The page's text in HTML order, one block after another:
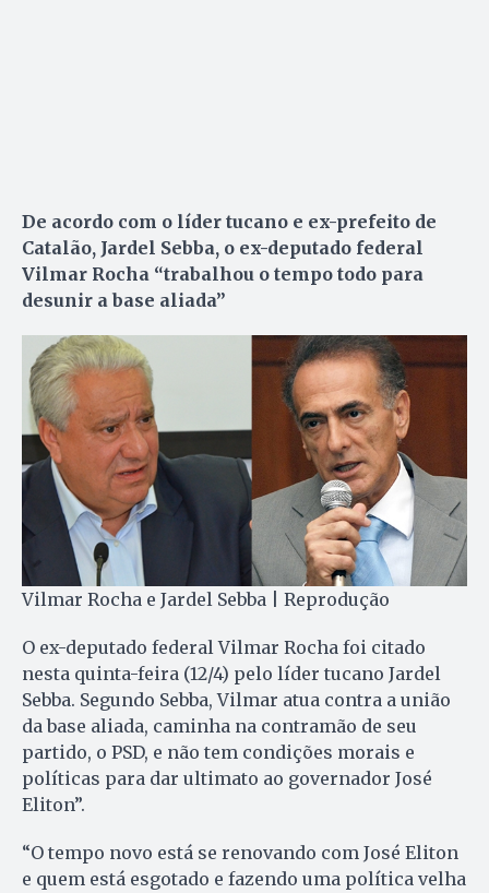
De acordo com o líder tucano e ex-prefeito de
Catalão, Jardel Sebba, o ex-deputado federal
Vilmar Rocha “trabalhou o tempo todo para
desunir a base aliada”
Vilmar Rocha e Jardel Sebba | Reprodução
O ex-deputado federal Vilmar Rocha foi citado
nesta quinta-feira (12/4) pelo líder tucano Jardel
Sebba. Segundo Sebba, Vilmar atua contra a união
da base aliada, caminha na contramão de seu
partido, o PSD, e não tem condições morais e
políticas para dar ultimato ao governador José
Eliton”.
“O tempo novo está se renovando com José Eliton
e quem está esgotado e fazendo uma política velha